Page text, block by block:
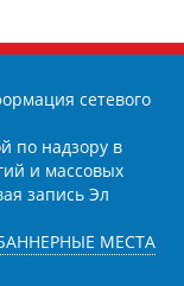
сетевого
по надзору в
и массовых
запись Эл
МЕСТА